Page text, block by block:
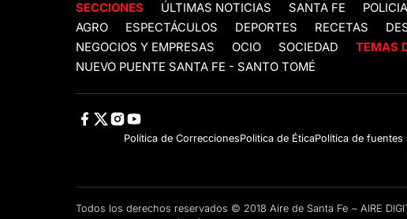
SECCIONES ÚLTIMAS NOTICIAS SANTA FE
AGRO
ESPECTÁCULOS DEPORTES RECETAS
NEGOCIOS Y EMPRESAS
OCIO SOCIEDAD TEMAS
NUEVO PUENTE SANTA FE - SANTO TOMÉ
Política de CorreccionesPolitica de ÉticaPolítica de fuentes
Todos los derechos reservados © 2018 Aire de Santa Fe ~ AIRE